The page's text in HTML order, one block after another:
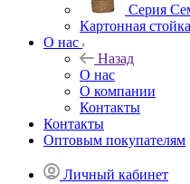
Серия
Картонная
О нас
Назад
О нас
О компании
Контакты
Контакты
Оптовым покупателям
Личный кабинет